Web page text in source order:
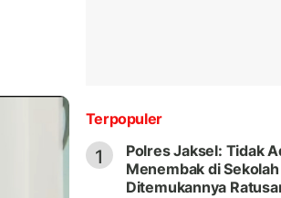
Terpopuler
1
Polres Jaksel: Tidak
Menembak di
Ditemukannya